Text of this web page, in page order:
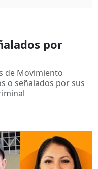
por
de Movimiento
o señalados por sus